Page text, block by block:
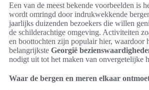
Een van de meest bekende voorbeelden is
wordt omringd door indrukwekkende
jaarlijks duizenden bezoekers die willen
de schilderachtige omgeving. Activiteiten
en boottochten zijn populair hier, waardoor
belangrijkste Georgië
nodigt uit tot het maken van onvergetelijke
Waar de bergen en meren elkaar